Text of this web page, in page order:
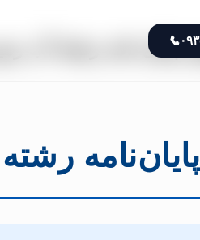
📞
پایان نامه رشته آب